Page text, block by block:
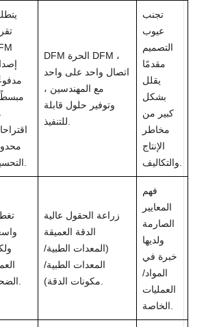
DFM الحرة DFM ،
اتصال واحد على واحد
مع المهندسين ،
وتوفير حلول قابلة
تجنب
عيوب
التصميم
مقدمًا
يقلل
بشكل
كبير من
مخاطر
الإنتاج
زراعة الحقول عالية
الدقة العميقة
(المعدات الطبية/
المعدات الطبية/
فهم
المعايير
الصارمة
ولديها
خبرة في
المواد/
العمليات